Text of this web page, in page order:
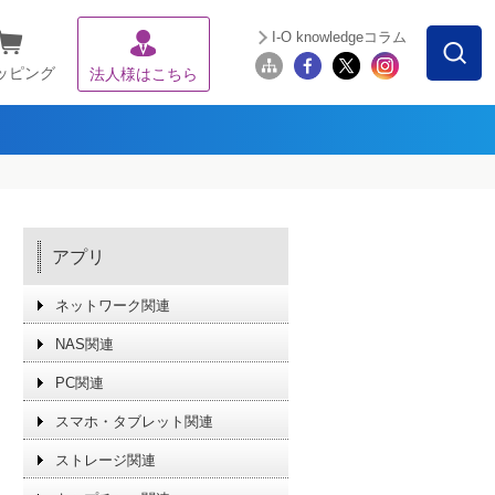
ピング 法人様はこちら
I-O knowledgeコラム
アプリ
ネットワーク関連
NAS関連
PC関連
スマホ・タブレット関連
ストレージ関連